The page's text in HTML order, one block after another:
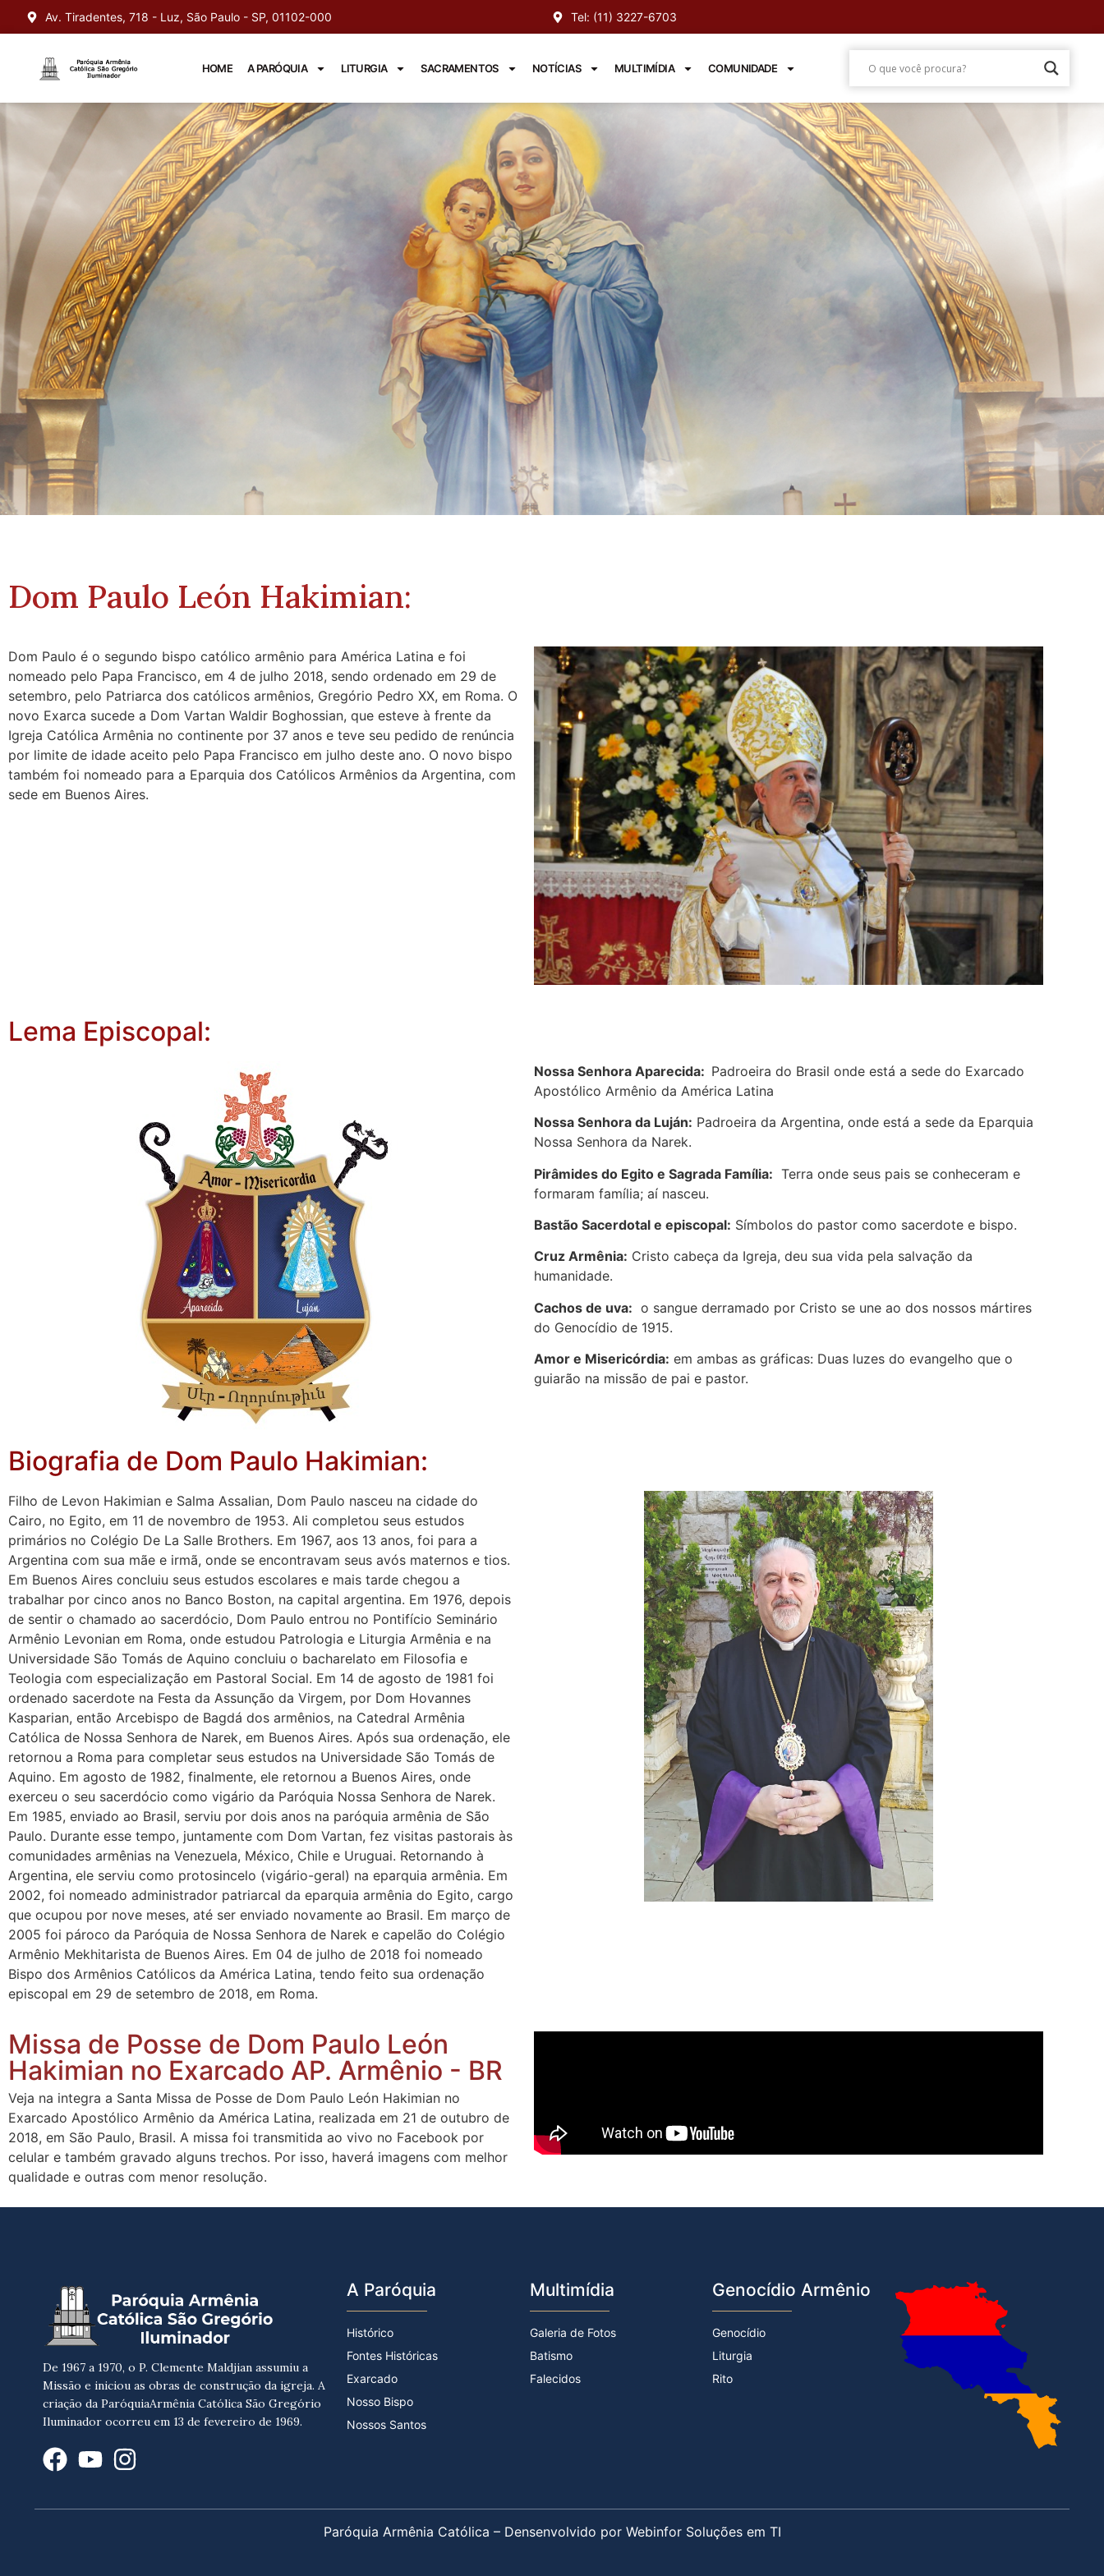
Av. Tiradentes, 718 - Luz, São Paulo - SP, 01102-000 Tel: (11) 3227-6703
HOME A PARÓQUIA LITURGIA SACRAMENTOS NOTÍCIAS MULTIMÍDIA COMUNIDADE
NOSSO
BISPO
Dom Paulo León Hakimian:
Dom Paulo é o segundo bispo católico armênio para América Latina e foi
nomeado pelo Papa Francisco, em 4 de julho 2018, sendo ordenado em 29 de
setembro, pelo Patriarca dos católicos armênios, Gregório Pedro XX, em Roma. O
novo Exarca sucede a Dom Vartan Waldir Boghossian, que esteve à frente da
Igreja Católica Armênia no continente por 37 anos e teve seu pedido de renúncia
por limite de idade aceito pelo Papa Francisco em julho deste ano. O novo bispo
também foi nomeado para a Eparquia dos Católicos Armênios da Argentina, com
sede em Buenos Aires.
Lema Episcopal:
Nossa Senhora Aparecida: Padroeira do Brasil onde está a sede do Exarcado
Apostólico Armênio da América Latina
Nossa Senhora da Luján: Padroeira da Argentina, onde está a sede da Eparquia
Nossa Senhora da Narek.
Pirâmides do Egito e Sagrada Família: Terra onde seus pais se conheceram e
formaram família; aí nasceu.
Bastão Sacerdotal e episcopal: Símbolos do pastor como sacerdote e bispo.
Cruz Armênia: Cristo cabeça da Igreja, deu sua vida pela salvação da
humanidade.
Cachos de uva: o sangue derramado por Cristo se une ao dos nossos mártires
do Genocídio de 1915.
Amor e Misericórdia: em ambas as gráficas: Duas luzes do evangelho que o
guiarão na missão de pai e pastor.
Biografia de Dom Paulo Hakimian:
Filho de Levon Hakimian e Salma Assalian, Dom Paulo nasceu na cidade do
Cairo, no Egito, em 11 de novembro de 1953. Ali completou seus estudos
primários no Colégio De La Salle Brothers. Em 1967, aos 13 anos, foi para a
Argentina com sua mãe e irmã, onde se encontravam seus avós maternos e tios.
Em Buenos Aires concluiu seus estudos escolares e mais tarde chegou a
trabalhar por cinco anos no Banco Boston, na capital argentina. Em 1976, depois
de sentir o chamado ao sacerdócio, Dom Paulo entrou no Pontifício Seminário
Armênio Levonian em Roma, onde estudou Patrologia e Liturgia Armênia e na
Universidade São Tomás de Aquino concluiu o bacharelato em Filosofia e
Teologia com especialização em Pastoral Social. Em 14 de agosto de 1981 foi
ordenado sacerdote na Festa da Assunção da Virgem, por Dom Hovannes
Kasparian, então Arcebispo de Bagdá dos armênios, na Catedral Armênia
Católica de Nossa Senhora de Narek, em Buenos Aires. Após sua ordenação, ele
retornou a Roma para completar seus estudos na Universidade São Tomás de
Aquino. Em agosto de 1982, finalmente, ele retornou a Buenos Aires, onde
exerceu o seu sacerdócio como vigário da Paróquia Nossa Senhora de Narek.
Em 1985, enviado ao Brasil, serviu por dois anos na paróquia armênia de São
Paulo. Durante esse tempo, juntamente com Dom Vartan, fez visitas pastorais às
comunidades armênias na Venezuela, México, Chile e Uruguai. Retornando à
Argentina, ele serviu como protosincelo (vigário-geral) na eparquia armênia. Em
2002, foi nomeado administrador patriarcal da eparquia armênia do Egito, cargo
que ocupou por nove meses, até ser enviado novamente ao Brasil. Em março de
2005 foi pároco da Paróquia de Nossa Senhora de Narek e capelão do Colégio
Armênio Mekhitarista de Buenos Aires. Em 04 de julho de 2018 foi nomeado
Bispo dos Armênios Católicos da América Latina, tendo feito sua ordenação
episcopal em 29 de setembro de 2018, em Roma.
Missa de Posse de Dom Paulo León
Hakimian no Exarcado AP. Armênio - BR
Veja na integra a Santa Missa de Posse de Dom Paulo León Hakimian no
Exarcado Apostólico Armênio da América Latina, realizada em 21 de outubro de
2018, em São Paulo, Brasil. A missa foi transmitida ao vivo no Facebook por
celular e também gravado alguns trechos. Por isso, haverá imagens com melhor
qualidade e outras com menor resolução.
De 1967 a 1970, o P. Clemente Maldjian assumiu a
Missão e iniciou as obras de construção da igreja. A
criação da ParóquiaArmênia Católica São Gregório
Iluminador ocorreu em 13 de fevereiro de 1969.
A Paróquia
Histórico
Fontes Históricas
Exarcado
Nosso Bispo
Nossos Santos
Multimídia
Galeria de Fotos
Batismo
Falecidos
Genocídio Armênio
Genocídio
Liturgia
Rito
Paróquia Armênia Católica – Densenvolvido por Webinfor Soluções em TI